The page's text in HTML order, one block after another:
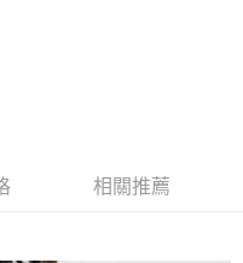
後會自動跳轉到大哥付的交易
繳款截止日，確認付款後即完
審核未通過，訂單將自動取
相關推薦